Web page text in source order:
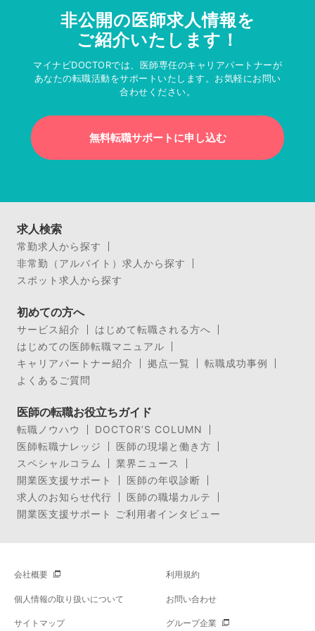
非公開の医師求人情報を
ご紹介いたします！
マイナビDOCTORでは、医師専任のキャリアパートナーが
あなたの転職活動をサポートいたします。お気軽にお問い
合わせください。
無料転職サポートに申し込む
求人検索
常勤求人から探す
非常勤（アルバイト）求人から探す
スポット求人から探す
初めての方へ
サービス紹介
はじめて転職される方へ
はじめての医師転職マニュアル
キャリアパートナー紹介
拠点一覧
転職成功事例
よくあるご質問
医師の転職お役立ちガイド
転職ノウハウ
DOCTOR’S COLUMN
医師転職ナレッジ
医師の現場と働き方
スペシャルコラム
業界ニュース
開業医支援サポート
医師の年収診断
求人のお知らせ代行
医師の職場カルテ
開業医支援サポート ご利用者インタビュー
会社概要 利用規約
個人情報の取り扱いについて お問い合わせ
サイトマップ グループ企業